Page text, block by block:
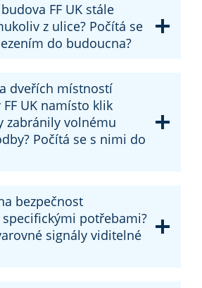
FF UK stále
z ulice? Počítá se
do budoucna?
dveřích místností
UK namísto klik
zabránily volnému
Počítá se s nimi do
bezpečnost
potřebami?
signály viditelné